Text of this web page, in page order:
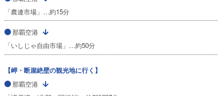
「農連市場」…約15分
那覇空港
「いしじゃ自由市場」…約50分
【岬・断崖絶壁の観光地に行く】
那覇空港